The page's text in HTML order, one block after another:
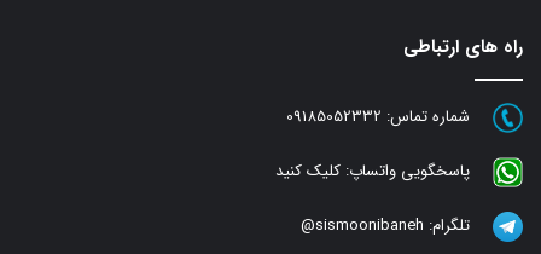
راه های ارتباطی
شماره تماس: 09185052332
پاسخگویی واتساپ: کلیک کنید
تلگرام: sismoonibaneh@